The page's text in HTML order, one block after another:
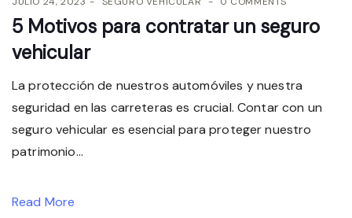
5 Motivos para contratar un seguro
vehicular
La protección de nuestros automóviles y nuestra
seguridad en las carreteras es crucial. Contar con un
seguro vehicular es esencial para proteger nuestro
patrimonio...
Read More